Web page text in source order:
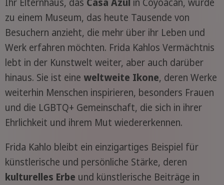
zu einem Museum, das heute Tausende von
Besuchern anzieht, die mehr über ihr Leben und
Werk erfahren möchten. Frida Kahlos Vermächtnis
lebt in der Kunstwelt weiter, aber auch darüber
hinaus. Sie ist eine weltweite Ikone, deren Werke
weiterhin Menschen inspirieren, besonders Frauen
und die LGBTQ+ Gemeinschaft, die sich in ihrer
Ehrlichkeit und ihrem Mut wiedererkennen.
Frida Kahlo bleibt ein einzigartiges Beispiel für
künstlerische und persönliche Stärke, deren
kulturelles Erbe und künstlerische Beiträge in